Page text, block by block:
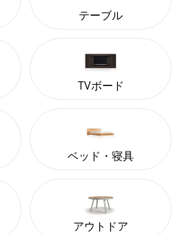
テーブル
TVボード
ベッド・寝具
アウトドア